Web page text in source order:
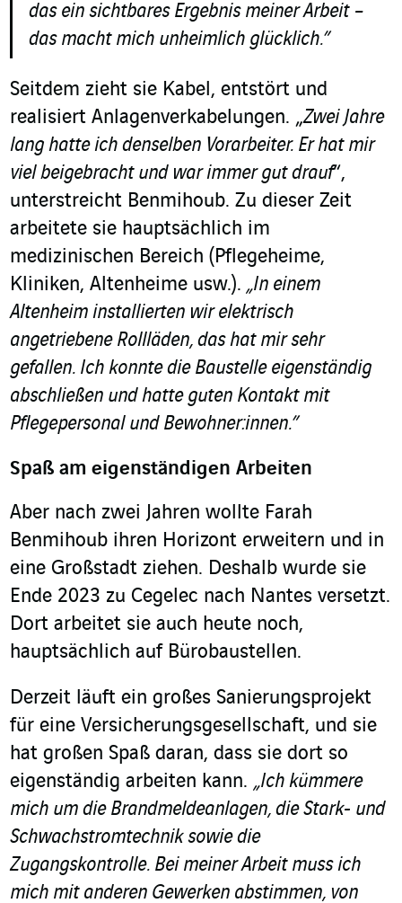
das ein sichtbares Ergebnis meiner Arbeit –
das macht mich unheimlich glücklich.”
Seitdem zieht sie Kabel, entstört und
realisiert Anlagenverkabelungen. „Zwei Jahre
lang hatte ich denselben Vorarbeiter. Er hat mir
viel beigebracht und war immer gut drauf“,
unterstreicht Benmihoub. Zu dieser Zeit
arbeitete sie hauptsächlich im
medizinischen Bereich (Pflegeheime,
Kliniken, Altenheime usw.). „In einem
Altenheim installierten wir elektrisch
angetriebene Rollläden, das hat mir sehr
gefallen. Ich konnte die Baustelle eigenständig
abschließen und hatte guten Kontakt mit
Pflegepersonal und Bewohner:innen.”
Spaß am eigenständigen Arbeiten
Aber nach zwei Jahren wollte Farah
Benmihoub ihren Horizont erweitern und in
eine Großstadt ziehen. Deshalb wurde sie
Ende 2023 zu Cegelec nach Nantes versetzt.
Dort arbeitet sie auch heute noch,
hauptsächlich auf Bürobaustellen.
Derzeit läuft ein großes Sanierungsprojekt
für eine Versicherungsgesellschaft, und sie
hat großen Spaß daran, dass sie dort so
eigenständig arbeiten kann. „Ich kümmere
mich um die Brandmeldeanlagen, die Stark- und
Schwachstromtechnik sowie die
Zugangskontrolle. Bei meiner Arbeit muss ich
mich mit anderen Gewerken abstimmen, von